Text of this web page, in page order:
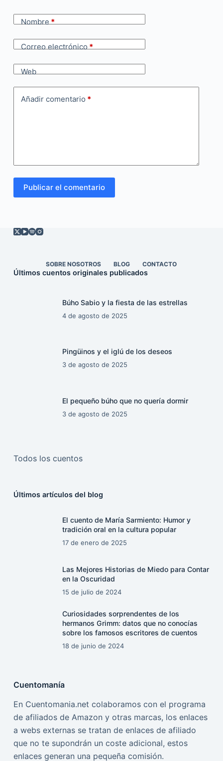
Nombre*
Correo electrónico*
Web
Añadir comentario *
Publicar el comentario
SOBRE NOSOTROS BLOG CONTACTO
Últimos cuentos originales publicados
Búho Sabio y la fiesta de las estrellas
4 de agosto de 2025
Pingüinos y el iglú de los deseos
3 de agosto de 2025
El pequeño búho que no quería dormir
3 de agosto de 2025
Todos los cuentos
Últimos artículos del blog
El cuento de María Sarmiento: Humor y
tradición oral en la cultura popular
17 de enero de 2025
Las Mejores Historias de Miedo para Contar
en la Oscuridad
15 de julio de 2024
Curiosidades sorprendentes de los
hermanos Grimm: datos que no conocías
sobre los famosos escritores de cuentos
18 de junio de 2024
Cuentomanía
En Cuentomania.net colaboramos con el programa
de afiliados de Amazon y otras marcas, los enlaces
a webs externas se tratan de enlaces de afiliado
que no te supondrán un coste adicional, estos
enlaces generan una pequeña comisión.